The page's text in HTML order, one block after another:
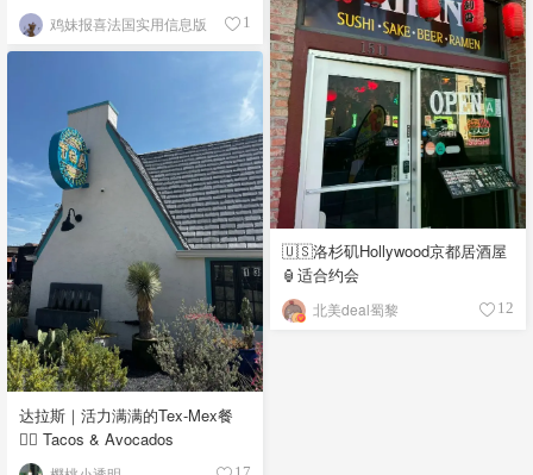
鸡妹报喜法国实用信息版 1
🇺🇸洛杉矶Hollywood京都居酒屋
🏮适合约会
北美deal蜀黎 12
达拉斯｜活力满满的Tex-Mex餐
👉🏼 Tacos & Avocados
17